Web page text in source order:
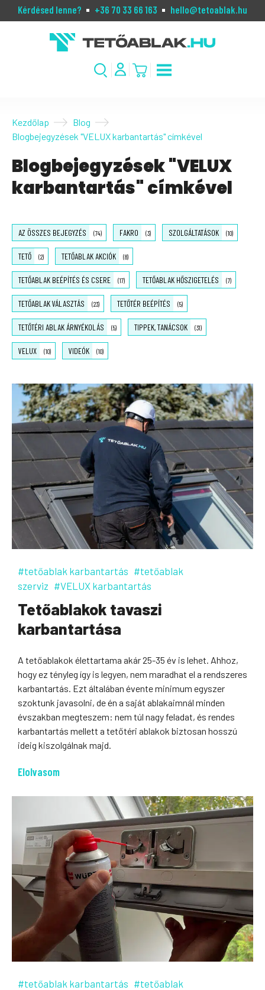
Kérdésed lenne? +36 70 33 66 163 hello@tetoablak.hu
Kezdőlap
Blog
Blogbejegyzések "VELUX karbantartás" címkével
Blogbejegyzések "VELUX
karbantartás" címkével
AZ ÖSSZES BEJEGYZÉS (74) FAKRO (3) SZOLGÁLTATÁSOK (10)
TETŐ (2) TETŐABLAK AKCIÓK (8)
TETŐABLAK BEÉPÍTÉS ÉS CSERE (17) TETŐABLAK HŐSZIGETELÉS (7)
TETŐABLAK VÁLASZTÁS (23) TETŐTÉR BEÉPÍTÉS (5)
TETŐTÉRI ABLAK ÁRNYÉKOLÁS (5) TIPPEK, TANÁCSOK (31)
VELUX (10) VIDEÓK (10)
#tetőablak karbantartás #tetőablak
szerviz #VELUX karbantartás
Tetőablakok tavaszi
karbantartása
A tetőablakok élettartama akár 25-35 év is lehet. Ahhoz,
hogy ez tényleg így is legyen, nem maradhat el a rendszeres
karbantartás. Ezt általában évente minimum egyszer
szoktunk javasolni, de én a saját ablakaimnál minden
évszakban megteszem: nem túl nagy feladat, és rendes
karbantartás mellett a tetőtéri ablakok biztosan hosszú
ideig kiszolgálnak majd.
Elolvasom
#tetőablak karbantartás #tetőablak